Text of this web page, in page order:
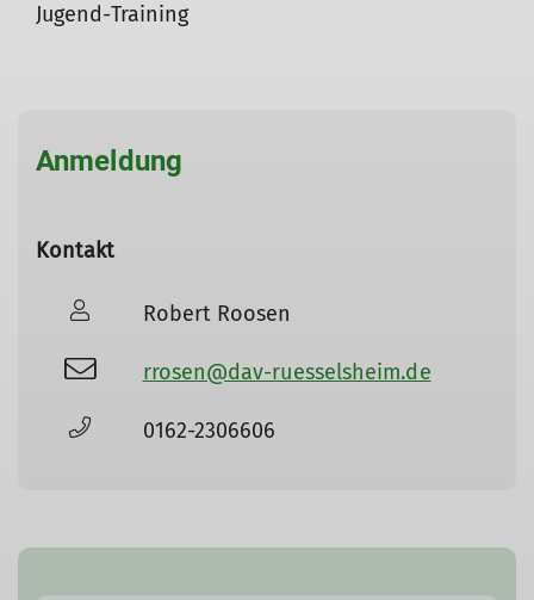
Jugend-Training
Anmeldung
Kontakt
Robert Roosen
rrosen@dav-ruesselsheim.de
0162-2306606